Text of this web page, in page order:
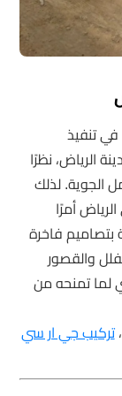
تنفيذ
الرياض، نظرًا
الجوية. لذلك
أمرًا
فاخرة
والقصور
لما تمنحه من
تركيب جي ار سي